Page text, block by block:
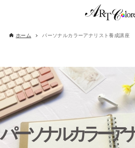
ホーム パーソナルカラーアナリスト養成講座
パーソナルカラーア